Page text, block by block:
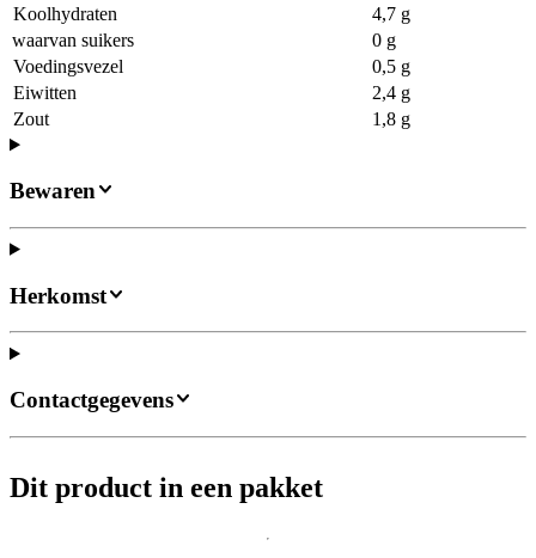
Koolhydraten
4,7 g
waarvan suikers
0 g
Voedingsvezel
0,5 g
Eiwitten
2,4 g
Zout
1,8 g
Bewaren
Herkomst
Contactgegevens
Dit product in een pakket